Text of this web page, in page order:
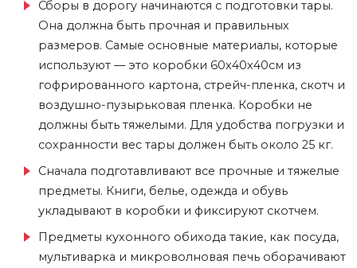
Сборы в дорогу начинаются с подготовки тары.
Она должна быть прочная и правильных
размеров. Самые основные материалы, которые
используют — это коробки 60х40х40см из
гофрированного картона, стрейч-пленка, скотч и
воздушно-пузырьковая пленка. Коробки не
должны быть тяжелыми. Для удобства погрузки и
сохранности вес тары должен быть около 25 кг.
Сначала подготавливают все прочные и тяжелые
предметы. Книги, белье, одежда и обувь
укладывают в коробки и фиксируют скотчем.
Предметы кухонного обихода такие, как посуда,
мультиварка и микроволновая печь оборачивают